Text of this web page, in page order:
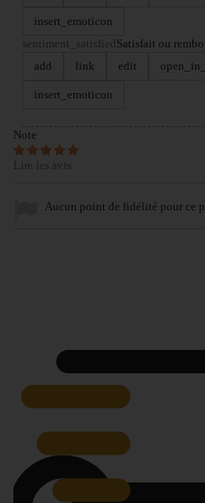
insert_emoticon
sentiment_satisfied Satisfait ou
add
link edit
insert_emoticon
Note
Lire les avis
Aucun point de fidélité pour ce